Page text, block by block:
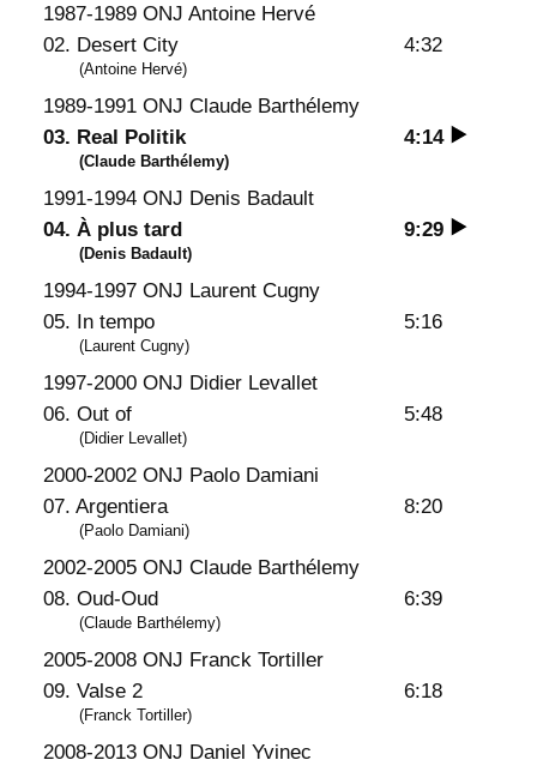
n
c
r
t
r
s
i
r
3
0
n
s
1987-1989 ONJ Antoine Hervé
02. Desert City
(Antoine Hervé)
4:32
1989-1991 ONJ Claude Barthélemy
03. Real Politik
(Claude Barthélemy)
4:14
1991-1994 ONJ Denis Badault
04. À plus tard
(Denis Badault)
9:29
1994-1997 ONJ Laurent Cugny
05. In tempo
(Laurent Cugny)
5:16
1997-2000 ONJ Didier Levallet
06. Out of
(Didier Levallet)
5:48
2000-2002 ONJ Paolo Damiani
07. Argentiera
(Paolo Damiani)
8:20
2002-2005 ONJ Claude Barthélemy
08. Oud-Oud
(Claude Barthélemy)
6:39
2005-2008 ONJ Franck Tortiller
09. Valse 2
(Franck Tortiller)
6:18
2008-2013 ONJ Daniel Yvinec